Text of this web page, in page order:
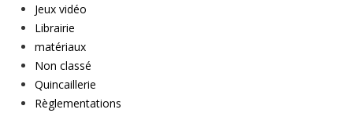
Jeux vidéo
Librairie
matériaux
Non classé
Quincaillerie
Règlementations